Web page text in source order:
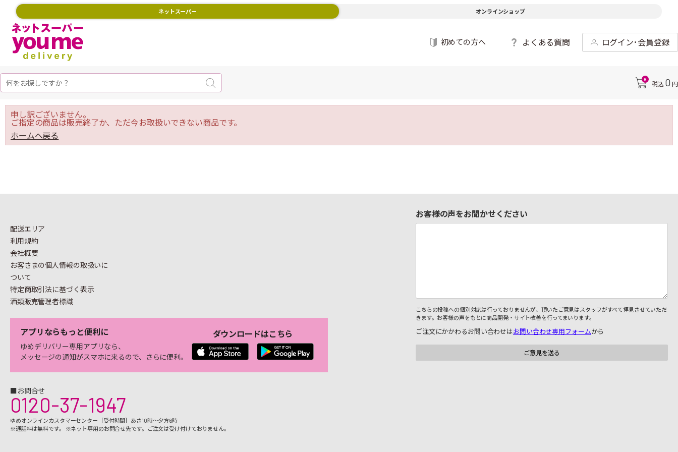
ネットスーパー オンラインショップ
初めての方へ よくある質問 ログイン･会員登録
0
税込 0 円
申し訳ございません。
ご指定の商品は販売終了か、ただ今お取扱いできない商品です。
ホームへ戻る
配送エリア
利用規約
会社概要
お客さまの個人情報の取扱いに
ついて
特定商取引法に基づく表示
酒類販売管理者標識
アプリならもっと便利に
ゆめデリバリー専用アプリなら、
メッセージの通知がスマホに来るので、さらに便利。
ダウンロードはこちら
■お問合せ
0120-37-1947
ゆめオンラインカスタマーセンター［受付時間］あさ10時～夕方6時
※通話料は無料です。 ※ネット専用のお問合せ先です。ご注文は受け付けておりません。
お客様の声をお聞かせください
こちらの投稿への個別対応は行っておりませんが、頂いたご意見はスタッフがすべて拝見させていただ
きます。お客様の声をもとに商品開発・サイト改善を行ってまいります。
ご注文にかかわるお問い合わせはお問い合わせ専用フォームから